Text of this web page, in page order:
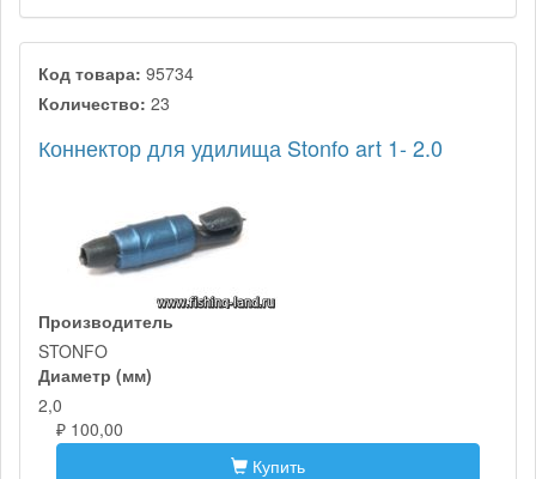
Код товара: 95734
Количество: 23
Коннектор для удилища Stonfo art 1- 2.0
Производитель
STONFO
Диаметр (мм)
2,0
₽ 100,00
Купить